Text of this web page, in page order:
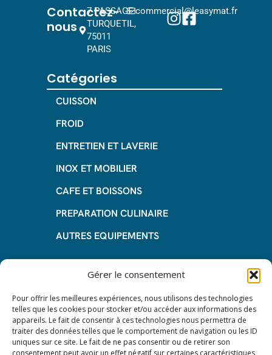
Gérer le consentement
Pour offrir les meilleures expériences, nous utilisons des technologies
telles que les cookies pour stocker et/ou accéder aux informations des
appareils. Le fait de consentir à ces technologies nous permettra de
traiter des données telles que le comportement de navigation ou les ID
uniques sur ce site. Le fait de ne pas consentir ou de retirer son
consentement peut avoir un effet négatif sur certaines caractéristiques
Contactez-
nous
7 PASSAGE
TURQUETIL,
75011
PARIS
commercial@leasymat.fr
Catégories
CUISSON
FROID
ENTRETIEN ET LAVERIE
INOX ET MOBILIER
CAFE ET BOISSONS
PREPARATION CULINAIRE
AUTRES EQUIPEMENTS
Informations
Questions fréquentes
Les avantages de la LOA
Les étapes du leasing de matériel